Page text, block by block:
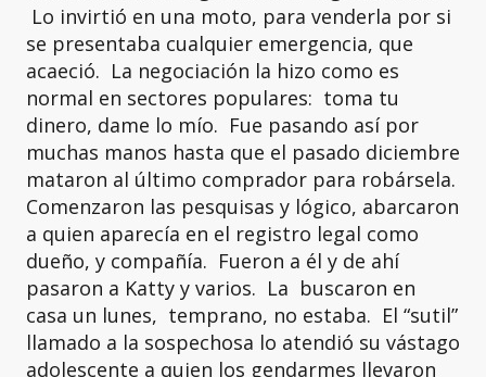
Lo invirtió en una moto, para venderla por si
se presentaba cualquier emergencia, que
acaeció. La negociación la hizo como es
normal en sectores populares: toma tu
dinero, dame lo mío. Fue pasando así por
muchas manos hasta que el pasado diciembre
mataron al último comprador para robársela.
Comenzaron las pesquisas y lógico, abarcaron
a quien aparecía en el registro legal como
dueño, y compañía. Fueron a él y de ahí
pasaron a Katty y varios. La buscaron en
casa un lunes, temprano, no estaba. El “sutil”
llamado a la sospechosa lo atendió su vástago
adolescente a quien los gendarmes llevaron